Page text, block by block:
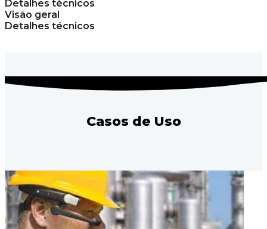
Detalhes técnicos
Visão geral
Detalhes técnicos
Casos de Uso